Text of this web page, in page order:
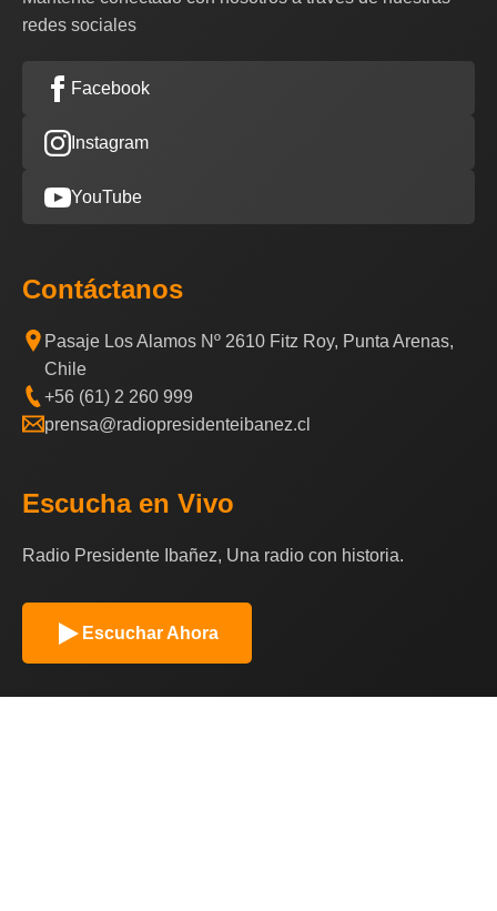
redes sociales
Facebook
Instagram
YouTube
Contáctanos
Pasaje Los Alamos Nº 2610 Fitz Roy, Punta Arenas,
Chile
+56 (61) 2 260 999
prensa@radiopresidenteibanez.cl
Escucha en Vivo
Radio Presidente Ibañez, Una radio con historia.
Escuchar Ahora